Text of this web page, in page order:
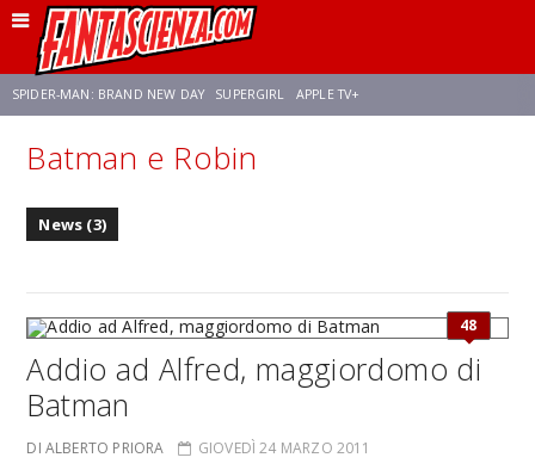
SPIDER-MAN: BRAND NEW DAY SUPERGIRL APPLE TV+
FRANCO RICCIARDIELLO ZENDAYA STAR TREK
Batman e Robin
News (3)
48
Addio ad Alfred, maggiordomo di
Batman
DI ALBERTO PRIORA GIOVEDÌ 24 MARZO 2011